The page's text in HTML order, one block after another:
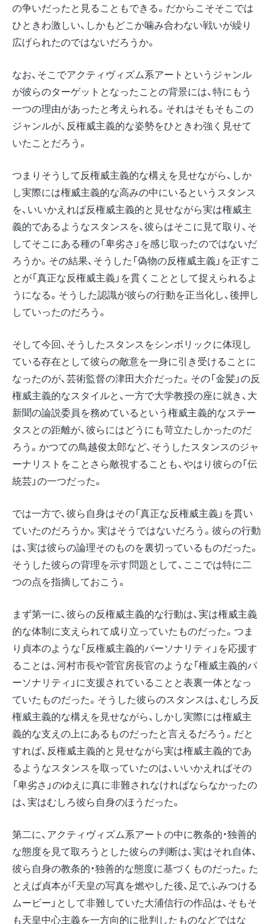
の争いだったと見ることもできる。だからこそそこでは
ひときわ激しい、しかもどこか噛み合わない戦いが繰り
広げられたのではないだろうか。
なお、そこでアクティヴィズム系アートというジャンル
が彼らのターゲットとなったことの背景には、特にもう
一つの理由があったと考えられる。それはそもそもこの
ジャンルが、反権威主義的な姿勢をひときわ強く見せて
いたことだろう。
つまりそうして反権威主義的な構えを見せながら、しか
し実際には権威主義的な高みの中にいるというスタンス
を、いいかえれば反権威主義的と見せながら実は権威主
義的であるようなスタンスを、彼らはそこに見て取り、そ
してそこにある種の「卑劣さ」を感じ取ったのではないだ
ろうか。その結果、そうした「偽物の反権威主義」を正すこ
とが「真正な反権威主義」を貫くこととして捉えられるよ
うになる。そうした認識が彼らの行動を正当化し、後押し
していったのだろう。
そして今回、そうしたスタンスをシンボリックに体現し
ている存在として彼らの敵意を一身に引き受けることに
なったのが、芸術監督の津田大介だった。その「金髪」の反
権威主義的なスタイルと、一方で大学教授の座に就き、大
新聞の論説委員を務めているという権威主義的なステー
タスとの距離が、彼らにはどうにも苛立たしかったのだ
ろう。かつての鳥越俊太郎など、そうしたスタンスのジャ
ーナリストをことさら敵視することも、やはり彼らの「伝
統芸」の一つだった。
では一方で、彼ら自身はその「真正な反権威主義」を貫い
ていたのだろうか。実はそうではないだろう。彼らの行動
は、実は彼らの論理そのものを裏切っているものだった。
そうした彼らの背理を示す問題として、ここでは特に二
つの点を指摘しておこう。
まず第一に、彼らの反権威主義的な行動は、実は権威主義
的な体制に支えられて成り立っていたものだった。つま
り貞本のような「反権威主義的パーソナリティ」を応援す
ることは、河村市長や菅官房長官のような「権威主義的パ
ーソナリティ」に支援されていることと表裏一体となっ
ていたものだった。そうした彼らのスタンスは、むしろ反
権威主義的な構えを見せながら、しかし実際には権威主
義的な支えの上にあるものだったと言えるだろう。だと
すれば、反権威主義的と見せながら実は権威主義的であ
るようなスタンスを取っていたのは、いいかえればその
「卑劣さ」のゆえに真に非難されなければならなかったの
は、実はむしろ彼ら自身のほうだった。
第二に、アクティヴィズム系アートの中に教条的・独善的
な態度を見て取ろうとした彼らの判断は、実はそれ自体、
彼ら自身の教条的・独善的な態度に基づくものだった。た
とえば貞本が「天皇の写真を燃やした後、足でふみつける
ムービー」として非難していた大浦信行の作品は、そもそ
も天皇中心主義を一方向的に批判したものなどではな